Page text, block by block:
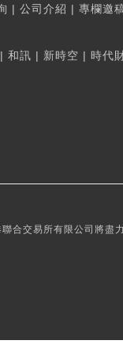
| 公司介紹 | 專欄邀
| 和訊 | 新時空 | 時代
合交易所有限公司將盡